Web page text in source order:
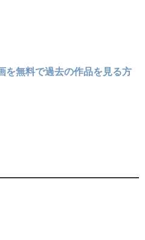
を無料で過去の作品を見る方